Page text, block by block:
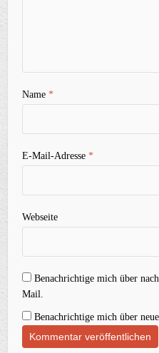
Name*
E-Mail-Adresse*
Webseite
Benachrichtige mich über
Mail.
Benachrichtige mich über